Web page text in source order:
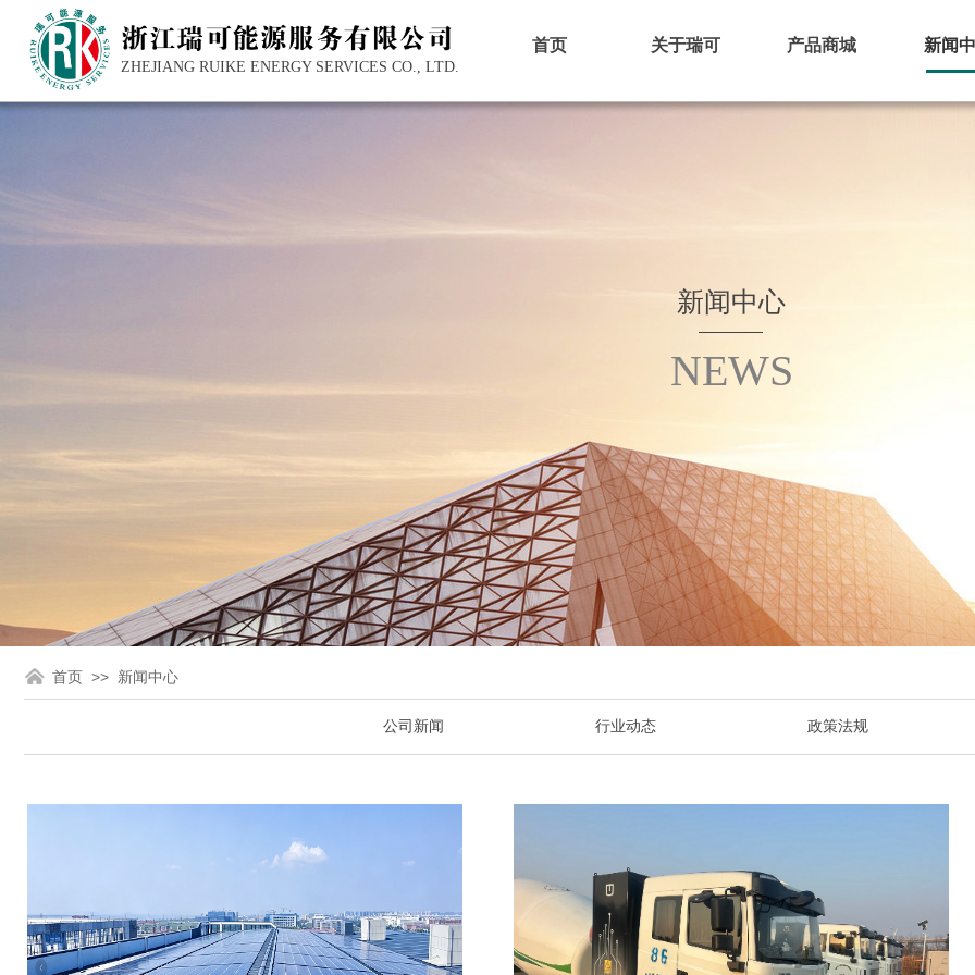
新闻中心
NEWS
首页 >> 新闻中心
公司新闻 行业动态 政策法规
首页 关于瑞可 产品商城 新闻
ZHEJIANG RUIKE ENERGY SERVICES CO., LTD.